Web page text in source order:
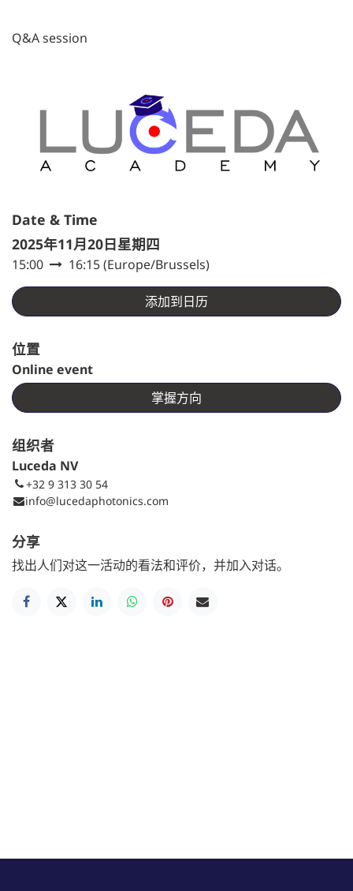
Q&A session
Date & Time
2025年11月20日星期四
15:00 16:15(Europe/Brussels)
添加到日历
位置
Online event
掌握方向
组织者
Luceda NV
+32 9 313 30 54
info@lucedaphotonics.com
分享
找出人们对这一活动的看法和评价，并加入对话。